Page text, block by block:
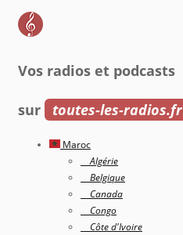
Vos radios et podcasts
sur toutes-les-radios.fr
Maroc
Algérie
Belgique
Canada
Congo
Côte d'Ivoire